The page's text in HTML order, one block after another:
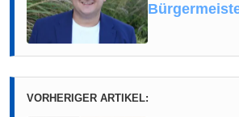
VORHERIGER ARTIKEL: